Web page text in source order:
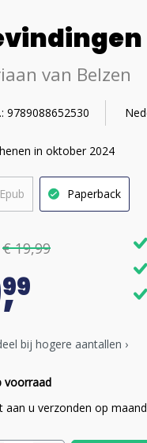
van Belzen
9789088652530
in oktober 2024
Epub Paperback
€ 19,99
99
bij hogere aantallen ›
voorraad
aan u verzonden op